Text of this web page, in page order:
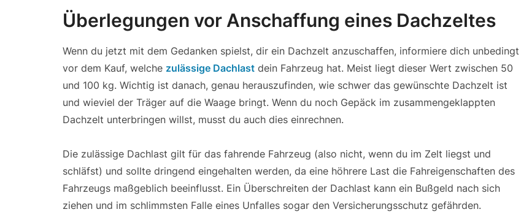
Überlegungen vor Anschaffung eines Dachzeltes
Wenn du jetzt mit dem Gedanken spielst, dir ein Dachzelt anzuschaffen, informiere dich unbedingt
vor dem Kauf, welche zulässige Dachlast dein Fahrzeug hat. Meist liegt dieser Wert zwischen 50
und 100 kg. Wichtig ist danach, genau herauszufinden, wie schwer das gewünschte Dachzelt ist
und wieviel der Träger auf die Waage bringt. Wenn du noch Gepäck im zusammengeklappten
Dachzelt unterbringen willst, musst du auch dies einrechnen.
Die zulässige Dachlast gilt für das fahrende Fahrzeug (also nicht, wenn du im Zelt liegst und
schläfst) und sollte dringend eingehalten werden, da eine höhrere Last die Fahreigenschaften des
Fahrzeugs maßgeblich beeinflusst. Ein Überschreiten der Dachlast kann ein Bußgeld nach sich
ziehen und im schlimmsten Falle eines Unfalles sogar den Versicherungsschutz gefährden.